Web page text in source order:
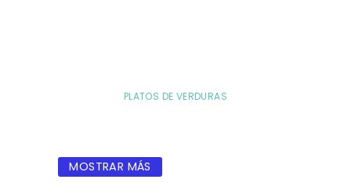
PLATOS DE VERDURAS
MOSTRAR MÁS